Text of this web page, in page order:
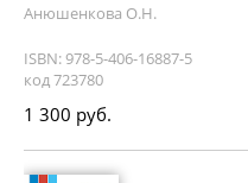
Анюшенкова О.Н.
ISBN: 978-5-406-16887-5
код 723780
1 300 руб.